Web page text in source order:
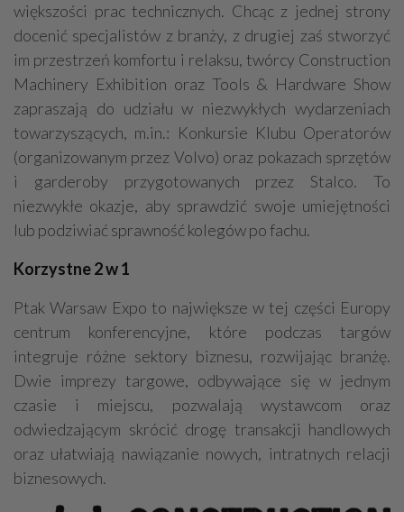
większości prac technicznych. Chcąc z jednej strony
docenić specjalistów z branży, z drugiej zaś stworzyć
im przestrzeń komfortu i relaksu, twórcy Construction
Machinery Exhibition oraz Tools & Hardware Show
zapraszają do udziału w niezwykłych wydarzeniach
towarzyszących, m.in.: Konkursie Klubu Operatorów
(organizowanym przez Volvo) oraz pokazach sprzętów
i garderoby przygotowanych przez Stalco. To
niezwykłe okazje, aby sprawdzić swoje umiejętności
lub podziwiać sprawność kolegów po fachu.
Korzystne 2 w 1
Ptak Warsaw Expo to największe w tej części Europy
centrum konferencyjne, które podczas targów
integruje różne sektory biznesu, rozwijając branżę.
Dwie imprezy targowe, odbywające się w jednym
czasie i miejscu, pozwalają wystawcom oraz
odwiedzającym skrócić drogę transakcji handlowych
oraz ułatwiają nawiązanie nowych, intratnych relacji
biznesowych.